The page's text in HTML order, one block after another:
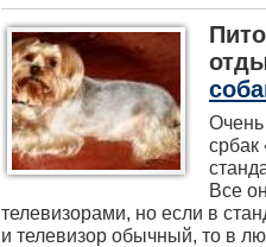
Очень
србак
Все
телевизорами, но если в
и телевизор обычный, то в